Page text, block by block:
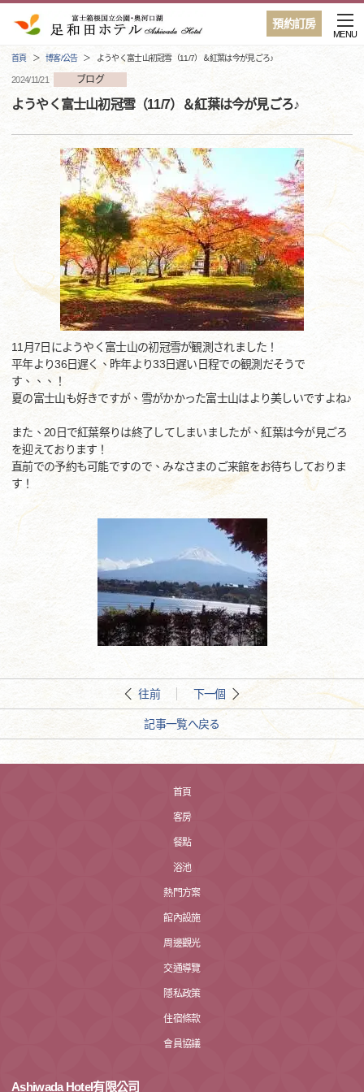
預約訂房
MENU
首頁 博客/公告 ようやく富士山初冠雪（11/7）＆紅葉は今が見ごろ♪
2024/11/21 ブログ
ようやく富士山初冠雪（11/7）＆紅葉は今が見ごろ♪
11月7日にようやく富士山の初冠雪が観測されました！
平年より36日遅く、昨年より33日遅い日程での観測だそうで
す、、、！
夏の富士山も好きですが、雪がかかった富士山はより美しいですよね♪
また、20日で紅葉祭りは終了してしまいましたが、紅葉は今が見ごろ
を迎えております！
直前での予約も可能ですので、みなさまのご来館をお待ちしておりま
す！
往前 下一個
記事一覧へ戻る
首頁
客房
餐點
浴池
熱門方案
館內設施
周邊觀光
交通導覽
隱私政策
住宿條款
會員協議
Ashiwada Hotel有限公司